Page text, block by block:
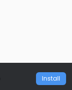
Install